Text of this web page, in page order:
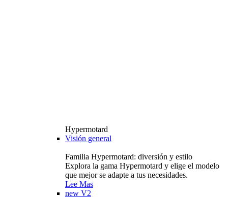
Hypermotard
Visión general
Familia Hypermotard: diversión y estilo
Explora la gama Hypermotard y elige el modelo
que mejor se adapte a tus necesidades.
Lee Mas
new V2